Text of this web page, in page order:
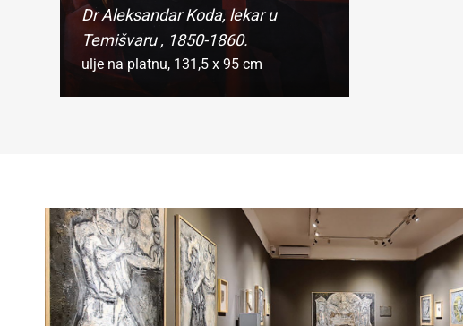
Dr Aleksandar Koda, lekar u
Temišvaru , 1850-1860.
ulje na platnu, 131,5 x 95 cm